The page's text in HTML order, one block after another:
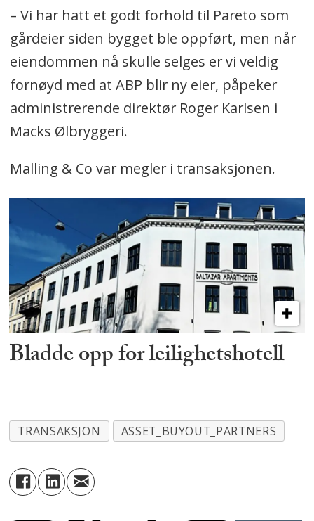
– Vi har hatt et godt forhold til Pareto som
gårdeier siden bygget ble oppført, men når
eiendommen nå skulle selges er vi veldig
fornøyd med at ABP blir ny eier, påpeker
administrerende direktør Roger Karlsen i
Macks Ølbryggeri.
Malling & Co var megler i transaksjonen.
Bladde opp for leilighetshotell
TRANSAKSJON ASSET_BUYOUT_PARTNERS